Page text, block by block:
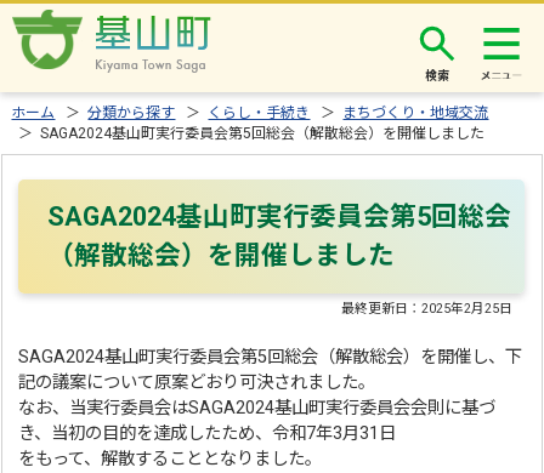
検索
ホーム ＞分類から探す ＞ くらし・手続き ＞
まちづくり・地域交流
＞ SAGA2024基山町実行委員会第5回総会（解散総会）を開催しました
SAGA2024基山町実行委員会第5回総会
（解散総会）を開催しました
最終更新日：2025年2月25日
SAGA2024基山町実行委員会第5回総会（解散総会）を開催し、下
記の議案について原案どおり可決されました。
なお、当実行委員会はSAGA2024基山町実行委員会会則に基づ
き、当初の目的を達成したため、令和7年3月31日
をもって、解散することとなりました。